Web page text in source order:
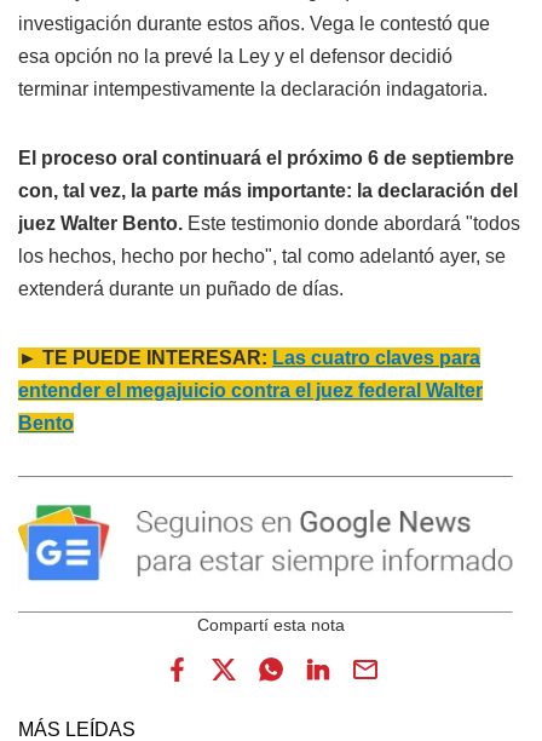
investigación durante estos años. Vega le contestó que
esa opción no la prevé la Ley y el defensor decidió
terminar intempestivamente la declaración indagatoria.
El proceso oral continuará el próximo 6 de septiembre
con, tal vez, la parte más importante: la declaración del
juez Walter Bento. Este testimonio donde abordará "todos
los hechos, hecho por hecho", tal como adelantó ayer, se
extenderá durante un puñado de días.
► TE PUEDE INTERESAR: Las cuatro claves para
entender el megajuicio contra el juez federal Walter
Bento
MÁS LEÍDAS